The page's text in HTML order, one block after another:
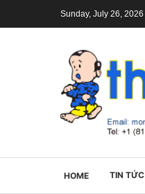
Sunday, July 26, 2026
HOME TIN TỨC